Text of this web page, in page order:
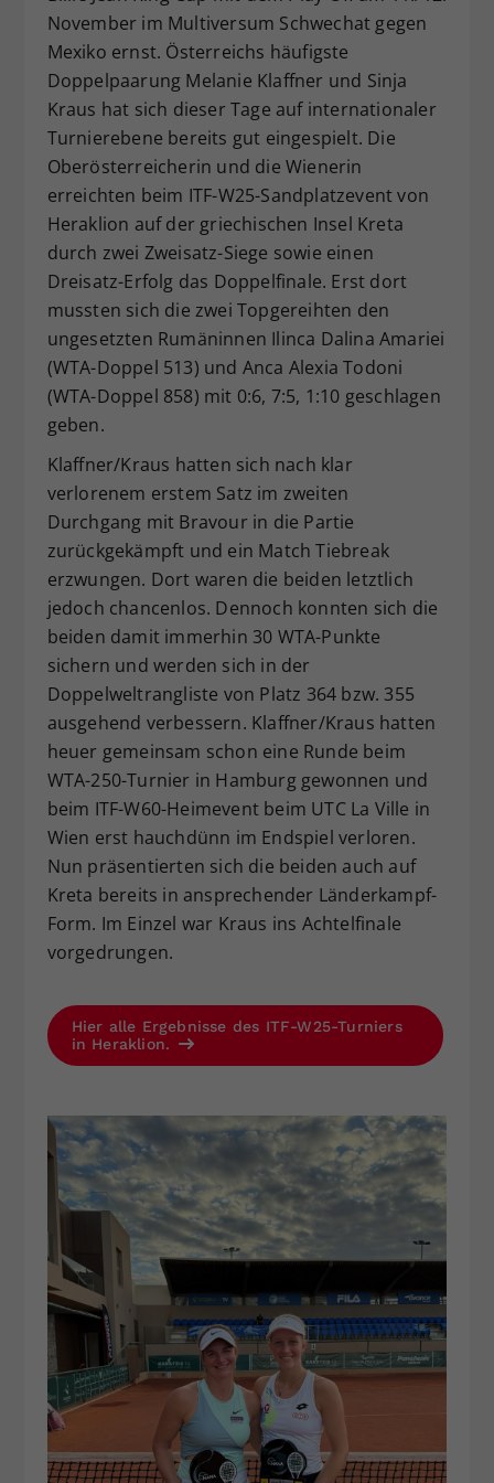
November im Multiversum Schwechat gegen
Mexiko ernst. Österreichs häufigste
Doppelpaarung Melanie Klaffner und Sinja
Kraus hat sich dieser Tage auf internationaler
Turnierebene bereits gut eingespielt. Die
Oberösterreicherin und die Wienerin
erreichten beim ITF-W25-Sandplatzevent von
Heraklion auf der griechischen Insel Kreta
durch zwei Zweisatz-Siege sowie einen
Dreisatz-Erfolg das Doppelfinale. Erst dort
mussten sich die zwei Topgereihten den
ungesetzten Rumäninnen Ilinca Dalina Amariei
(WTA-Doppel 513) und Anca Alexia Todoni
(WTA-Doppel 858) mit 0:6, 7:5, 1:10 geschlagen
geben.
Klaffner/Kraus hatten sich nach klar
verlorenem erstem Satz im zweiten
Durchgang mit Bravour in die Partie
zurückgekämpft und ein Match Tiebreak
erzwungen. Dort waren die beiden letztlich
jedoch chancenlos. Dennoch konnten sich die
beiden damit immerhin 30 WTA-Punkte
sichern und werden sich in der
Doppelweltrangliste von Platz 364 bzw. 355
ausgehend verbessern. Klaffner/Kraus hatten
heuer gemeinsam schon eine Runde beim
WTA-250-Turnier in Hamburg gewonnen und
beim ITF-W60-Heimevent beim UTC La Ville in
Wien erst hauchdünn im Endspiel verloren.
Nun präsentierten sich die beiden auch auf
Kreta bereits in ansprechender Länderkampf-
Form. Im Einzel war Kraus ins Achtelfinale
vorgedrungen.
Hier alle Ergebnisse des ITF-W25-Turniers
in Heraklion.
Zweck
Dieser Wert speichert Ihre Consent-
Einstellungen. Unter anderem eine
zufällig generierte ID, für die
historische Speicherung Ihrer
vorgenommen Einstellungen, falls der
Webseiten-Betreiber dies eingestellt
hat.